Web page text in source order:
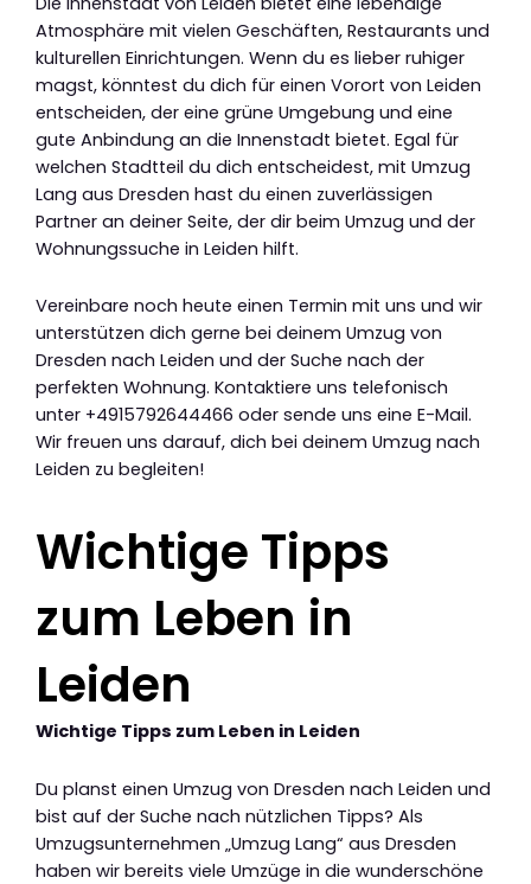
Atmosphäre mit vielen Geschäften, Restaurants und
kulturellen Einrichtungen. Wenn du es lieber ruhiger
magst, könntest du dich für einen Vorort von Leiden
entscheiden, der eine grüne Umgebung und eine
gute Anbindung an die Innenstadt bietet. Egal für
welchen Stadtteil du dich entscheidest, mit Umzug
Lang aus Dresden hast du einen zuverlässigen
Partner an deiner Seite, der dir beim Umzug und der
Wohnungssuche in Leiden hilft.
Vereinbare noch heute einen Termin mit uns und wir
unterstützen dich gerne bei deinem Umzug von
Dresden nach Leiden und der Suche nach der
perfekten Wohnung. Kontaktiere uns telefonisch
unter +4915792644466 oder sende uns eine E-Mail.
Wir freuen uns darauf, dich bei deinem Umzug nach
Leiden zu begleiten!
Wichtige Tipps
zum Leben in
Leiden
Wichtige Tipps zum Leben in Leiden
Du planst einen Umzug von Dresden nach Leiden und
bist auf der Suche nach nützlichen Tipps? Als
Umzugsunternehmen „Umzug Lang“ aus Dresden
haben wir bereits viele Umzüge in die wunderschöne